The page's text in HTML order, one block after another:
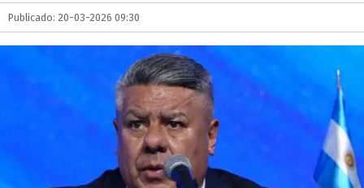
Publicado: 20-03-2026 09:30